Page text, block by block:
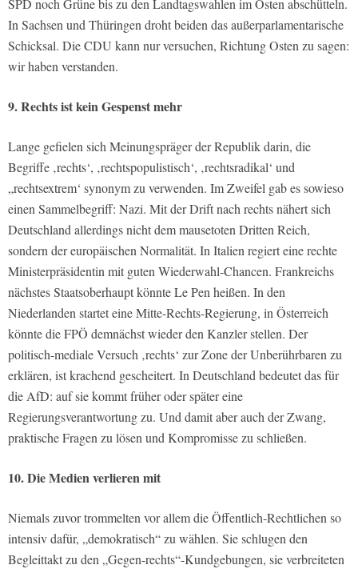
SPD noch Grüne bis zu den Landtagswahlen im Osten abschütteln.
In Sachsen und Thüringen droht beiden das außerparlamentarische
Schicksal. Die CDU kann nur versuchen, Richtung Osten zu sagen:
wir haben verstanden.
9. Rechts ist kein Gespenst mehr
Lange gefielen sich Meinungspräger der Republik darin, die
Begriffe ‚rechts‘, ‚rechtspopulistisch‘, ‚rechtsradikal‘ und
„rechtsextrem‘ synonym zu verwenden. Im Zweifel gab es sowieso
einen Sammelbegriff: Nazi. Mit der Drift nach rechts nähert sich
Deutschland allerdings nicht dem mausetoten Dritten Reich,
sondern der europäischen Normalität. In Italien regiert eine rechte
Ministerpräsidentin mit guten Wiederwahl-Chancen. Frankreichs
nächstes Staatsoberhaupt könnte Le Pen heißen. In den
Niederlanden startet eine Mitte-Rechts-Regierung, in Österreich
könnte die FPÖ demnächst wieder den Kanzler stellen. Der
politisch-mediale Versuch ‚rechts‘ zur Zone der Unberührbaren zu
erklären, ist krachend gescheitert. In Deutschland bedeutet das für
die AfD: auf sie kommt früher oder später eine
Regierungsverantwortung zu. Und damit aber auch der Zwang,
praktische Fragen zu lösen und Kompromisse zu schließen.
10. Die Medien verlieren mit
Niemals zuvor trommelten vor allem die Öffentlich-Rechtlichen so
intensiv dafür, „demokratisch“ zu wählen. Sie schlugen den
Begleittakt zu den „Gegen-rechts“-Kundgebungen, sie verbreiteten